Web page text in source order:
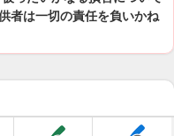
者は一切の責任を負いかね